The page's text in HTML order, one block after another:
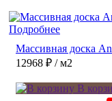
Подробнее
Массивная доска
12968 ₽ / м2
В